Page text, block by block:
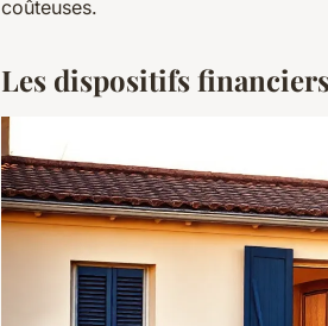
coûteuses.
Les dispositifs